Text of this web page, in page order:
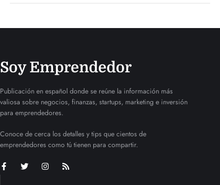
Soy Emprendedor
Publicación en español donde se reúne la información más
valiosa sobre negocios, finanzas, startups, marketing e inversión
para emprendedores.
Conoce de cerca los detalles y tips que cientos de
emprendedores como tú tienen para compartir.